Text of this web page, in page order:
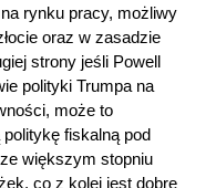
rynku pracy, możliwy
oraz w zasadzie
strony jeśli Powell
polityki Trumpa na
może to
fiskalną pod
większym stopniu
co z kolei jest dobre